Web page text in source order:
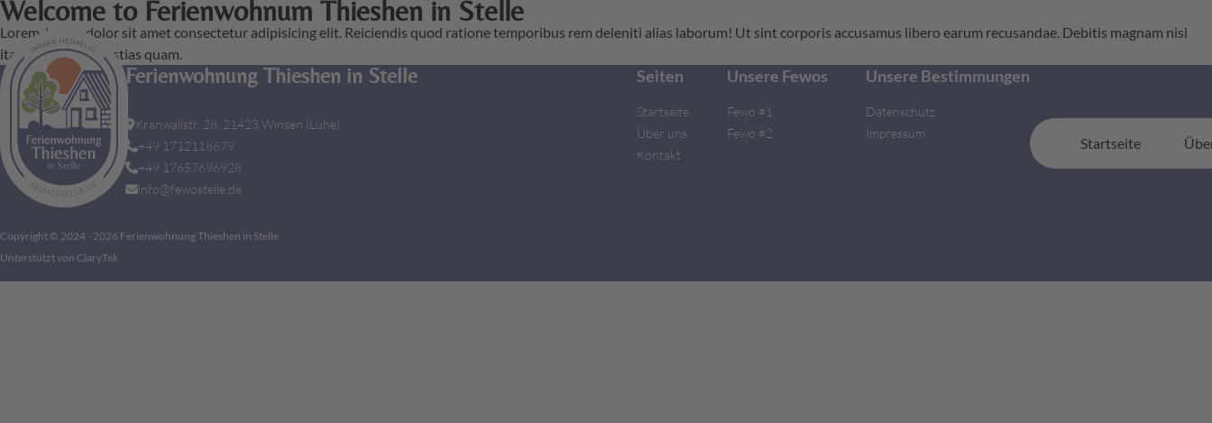
Startseite
Welcome to Ferienwohnum Thieshen in Stelle
Lorem, ipsum dolor sit amet consectetur adipisicing elit. Reiciendis quod ratione temporibus rem deleniti alias laborum! Ut sint corporis accusamus libero earum recusandae. Debitis magnam nisi
itaque ipsam molestias quam.
Ferienwohnung Thieshen in Stelle
Kranwallstr. 28, 21423 Winsen (Luhe)
+49 1712118679
+49 17657696928
info@fewostelle.de
Seiten
Startseite
Über uns
Kontakt
Unsere Fewos
Fewo #1
Fewo #2
Unsere Bestimmungen
Datenschutz
Impressum
Copyright © 2024 - 2026 Ferienwohnung Thieshen in Stelle
Unterstützt von ClaryTek